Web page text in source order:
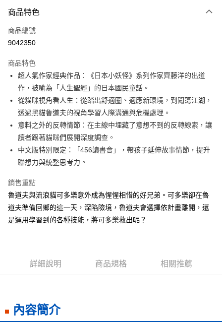
信用卡一次付款
超商取貨付款
Apple Pay
街口支付
悠遊付
ATM付款
運送方式
每筆NT$50，滿NT$499(含以上)免運費
付款後全家取貨
付款後7-11取貨
每筆NT$70，滿NT$799(含以上)免運費
商品特色
商品編號
9042350
商品特色
超人氣作家經典作品：《日本小妖怪》系列作家齊藤洋的出道
作，被喻為「人生聖經」的日本國民童話。
從貓咪視角看人生：從踏出舒適圈、適應新環境，到闖蕩江湖，
透過黑貓魯道夫的視角學習人際溝通與危機處理。
意料之外的反轉情節：在主線中埋藏了意想不到的反轉線索，讓
讀者跟著貓咪們展開深度調查。
中文版特別限定：「456讀書會」，帶孩子延伸故事情節，提升
聯想力與統整思考力。
銷售重點
魯道夫與流浪貓可多樂意外成為惺惺相惜的好兄弟。可多樂卻在魯
道夫準備回鄉的這一天，深陷險境，魯道夫會選擇依計畫離開，還
是運用學習到的各種技能，將可多樂救出呢？
詳細說明 商品規格 相關推薦
內容簡介